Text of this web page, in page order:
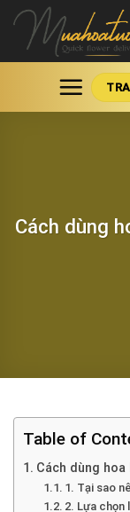
Skip
content
Cách dùng
Table of
Cách dùng
1. Tại sao
2. Lựa chọn